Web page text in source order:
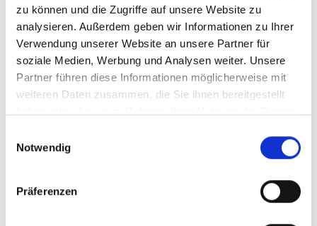
zu können und die Zugriffe auf unsere Website zu
analysieren. Außerdem geben wir Informationen zu Ihrer
Verwendung unserer Website an unsere Partner für
soziale Medien, Werbung und Analysen weiter. Unsere
Partner führen diese Informationen möglicherweise mit
weiteren Daten zusammen, die Sie ihnen bereitgestellt
Notwendig
Präferenzen